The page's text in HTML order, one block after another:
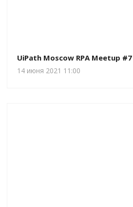
UiPath Moscow RPA Meetup #7
14 июня 2021 11:00